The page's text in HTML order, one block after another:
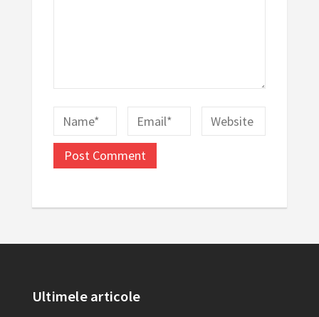
Ultimele articole